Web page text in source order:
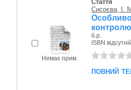
Немає прим.
Стаття
Сисоєва, І.
контролю
б.р.
ISBN
повний